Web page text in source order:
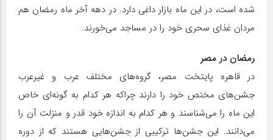
شده است، در این ماه بازار داغی دارد. در دهه آخر ماه رمضان هم
مردان غذای سحری خود را در مساجد می‌خورند.
رمضان در مصر
در قاهره پایتخت مصر، گروه‌های مختلف عرب و غیرعرب
جشن‌های مختص خود را دارند چراکه هر کدام به گونه‌ای خاص
این ماه را می‌شناسند و هر کدام به اندازه خود قدر و منزلت آن را
می‌دانند. این جشن‌ها ترکیبی از جشن‌هایی هستند که از دوره